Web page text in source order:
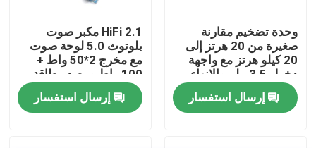
اتصل بنا
أخبار
وحدة تضخيم مقارنة
صغيرة من 20 هرتز إلى
20 كيلو هرتز مع واجهة
دخول 3.5 ملم والإنهاء
الفضي
إرسال استفسار
2.1 HiFi مكبر صوت
بلوتوث 5.0 لوحة صوت
مع مخرج 2*50 واط +
100 واط ومصدر طاقة
DC12 ~ 24 فولت
إرسال استفسار